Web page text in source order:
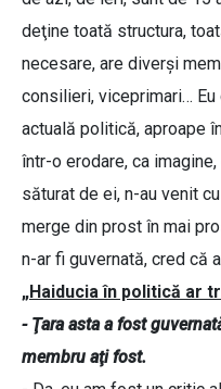
deţine toată structura,
necesare, are diverşi
consilieri, viceprimari…
actuală politică, aproape
într-o erodare, ca
săturat de ei, n-au venit
merge din prost în mai
n-ar fi guvernată, cred că
„Haiducia în politică ar
- Ţara asta a fost
membru aţi fost.